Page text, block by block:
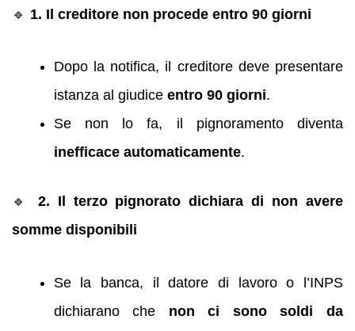
🔹 1. Il creditore non procede entro 90 giorni
Dopo la notifica, il creditore deve presentare
istanza al giudice entro 90 giorni.
Se non lo fa, il pignoramento diventa
inefficace automaticamente.
🔹 2. Il terzo pignorato dichiara di non avere
somme disponibili
Se la banca, il datore di lavoro o l’INPS
dichiarano che non ci sono soldi da